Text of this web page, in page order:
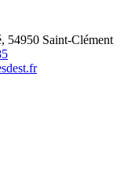
54950 Saint-Clément